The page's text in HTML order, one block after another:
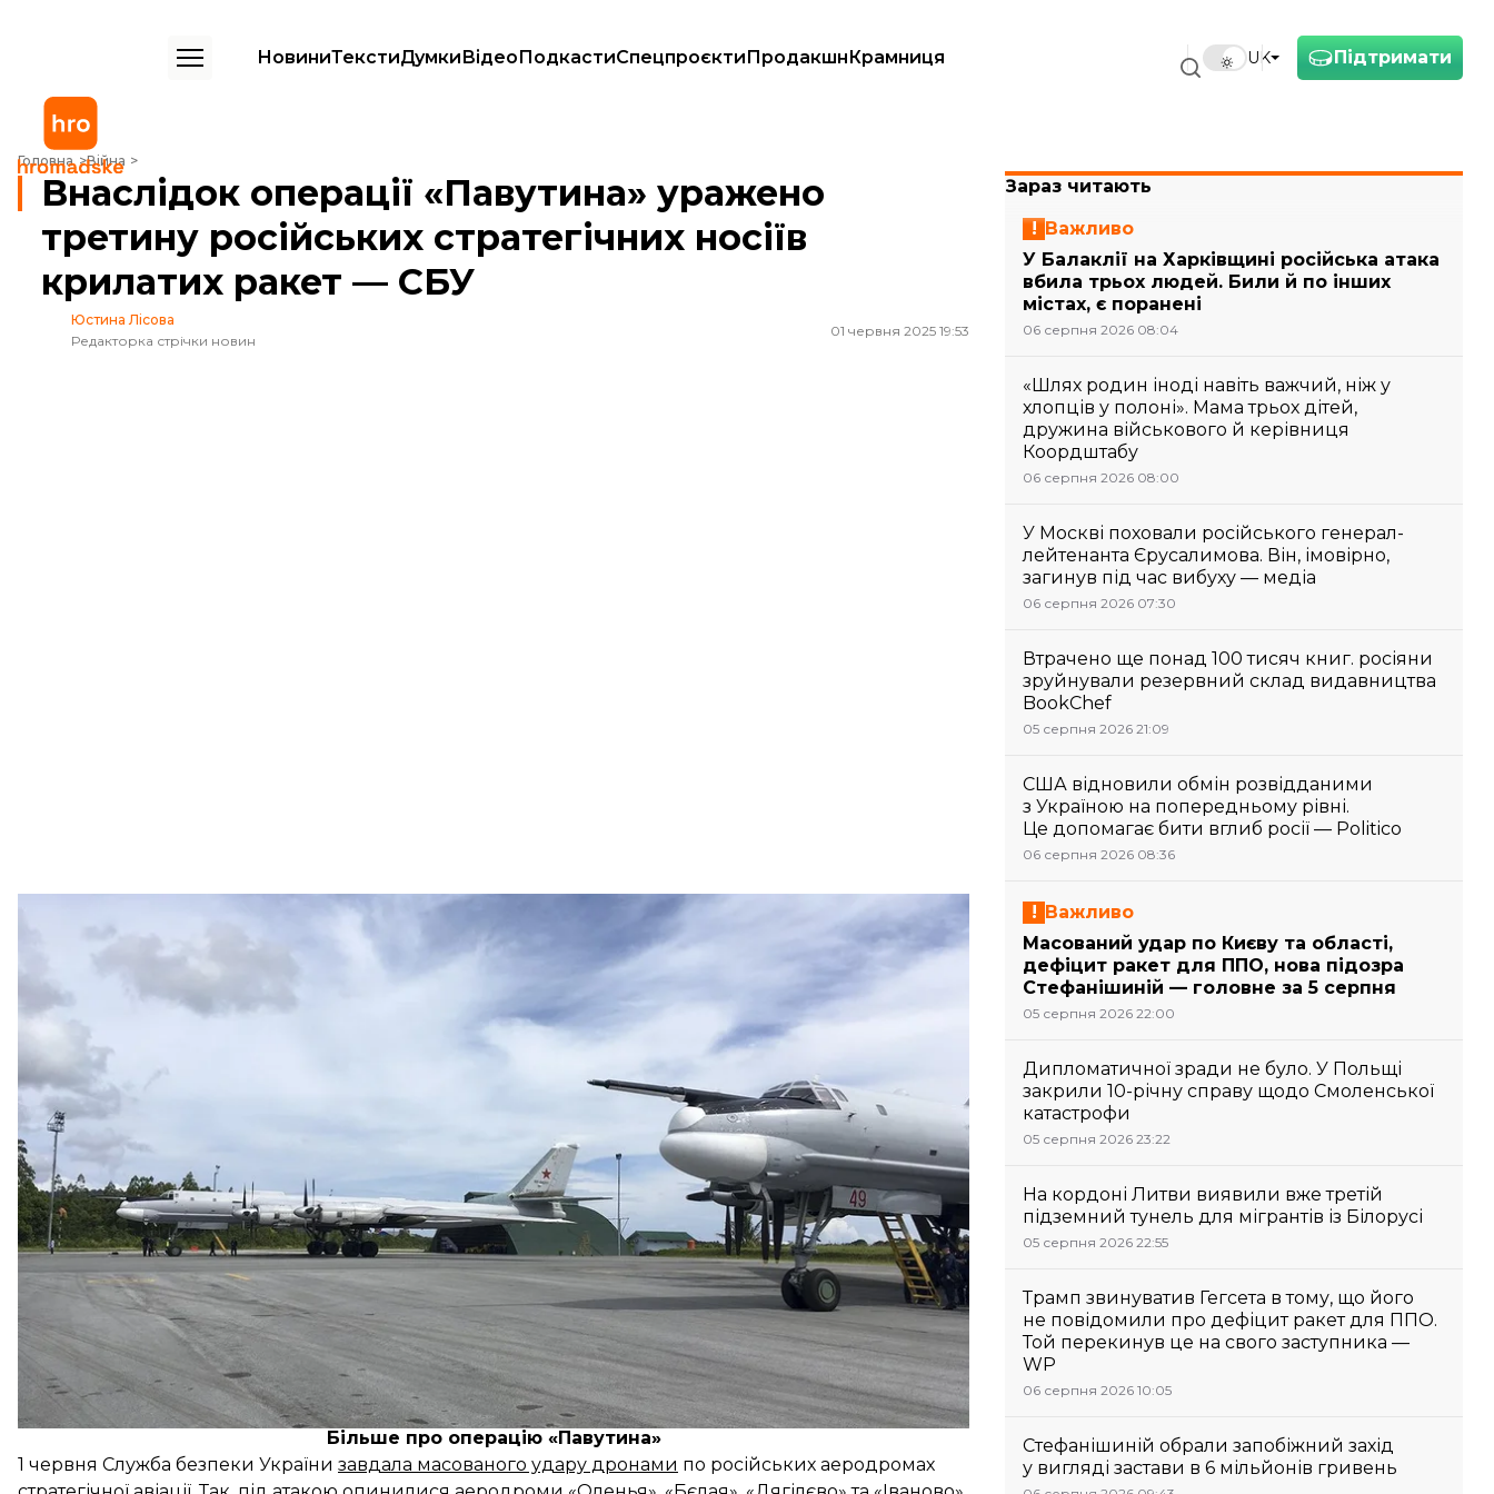
Підтримати
UK
НовиниТекстиДумкиВідеоПодкастиСпецпроєктиПродакшнКрамниця
Головна Війна
Внаслідок операції «Павутина» уражено третину російських стратегічних носіїв крилатих ракет — СБУ
Внаслідок операції «Павутина» уражено
третину російських стратегічних носіїв
крилатих ракет — СБУ
Юстина Лісова
Редакторка стрічки новин
01 червня 2025 19:53
російські Ту-95 — саме такі було уражено в результаті операції СБУ «Павутина»
російське Міноборони
Служба безпеки України офіційно підтвердила операцію «Павутина», спрямовану на ураження
стратегічної авіації росії. Внаслідок неї уражено 34% російських
Про це
повідомилив СБУ.
Приблизна вартість авіації, ураженої внаслідок операції, становить 7 мільярдів доларів США.
«Робимо все, аби вигнати ворога з рідної землі! Будемо бити його на морі, в повітрі й на землі. А
якщо треба — дістанемо і з-під землі»
Більше про операцію «Павутина»
1 червня Служба безпеки України завдала масованого удару дронами по російських аеродромах
Зараз читають
Важливо
У Балаклії на Харківщині російська атака
вбила трьох людей. Били й по інших
містах, є поранені
06 серпня 2026 08:04
«Шлях родин іноді навіть важчий, ніж у
хлопців у полоні». Мама трьох дітей,
дружина військового й керівниця
Коордштабу
06 серпня 2026 08:00
У Москві поховали російського генерал-
лейтенанта Єрусалимова. Він, імовірно,
загинув під час вибуху — медіа
06 серпня 2026 07:30
Втрачено ще понад 100 тисяч книг. росіяни
зруйнували резервний склад видавництва
BookChef
05 серпня 2026 21:09
США відновили обмін розвідданими
з Україною на попередньому рівні.
Це допомагає бити вглиб росії — Politico
06 серпня 2026 08:36
Важливо
Масований удар по Києву та області,
дефіцит ракет для ППО, нова підозра
Стефанішиній — головне за 5 серпня
05 серпня 2026 22:00
Дипломатичної зради не було. У Польщі
закрили 10-річну справу щодо Смоленської
катастрофи
05 серпня 2026 23:22
На кордоні Литви виявили вже третій
підземний тунель для мігрантів із Білорусі
05 серпня 2026 22:55
Трамп звинуватив Гегсета в тому, що його
не повідомили про дефіцит ракет для ППО.
Той перекинув це на свого заступника —
WP
06 серпня 2026 10:05
Стефанішиній обрали запобіжний захід
у вигляді застави в 6 мільйонів гривень